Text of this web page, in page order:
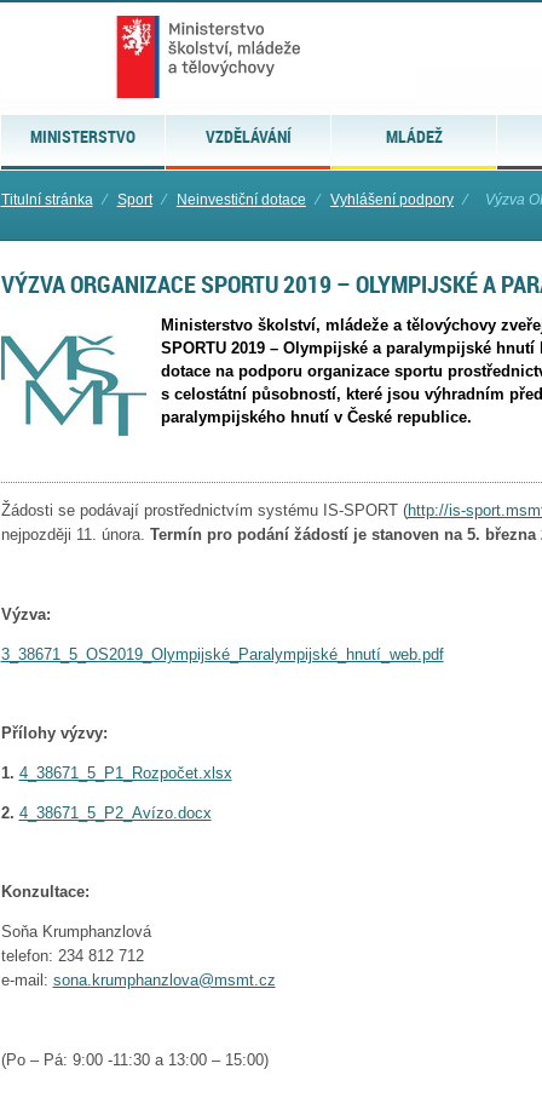
MINISTERSTVO VZDĚLÁVÁNÍ MLÁDEŽ
Titulní stránka ⁄ Sport ⁄ Neinvestiční dotace ⁄ Vyhlášení podpory ⁄ Výzva
VÝZVA ORGANIZACE SPORTU 2019 – OLYMPIJSKÉ A
Ministerstvo školství, mládeže a tělovýchovy
SPORTU 2019 – Olympijské a paralympijské
dotace na podporu organizace sportu
s celostátní působností, které jsou výhradním
paralympijského hnutí v České republice.
Žádosti se podávají prostřednictvím systému IS-SPORT (http://is-
nejpozději 11. února. Termín pro podání žádostí je stanoven na 5. března
Výzva:
3_38671_5_OS2019_Olympijské_Paralympijské_hnutí_web.pdf
Přílohy výzvy:
1. 4_38671_5_P1_Rozpočet.xlsx
2. 4_38671_5_P2_Avízo.docx
Konzultace:
Soňa Krumphanzlová
telefon: 234 812 712
e-mail: sona.krumphanzlova@msmt.cz
(Po – Pá: 9:00 -11:30 a 13:00 – 15:00)